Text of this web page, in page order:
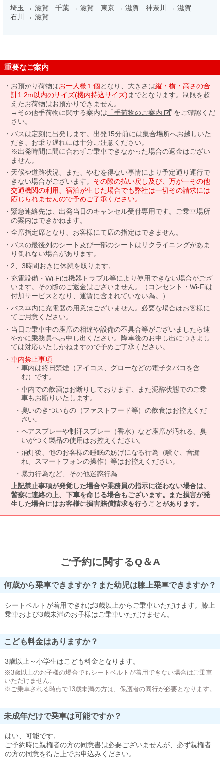
埼玉 → 滋賀 千葉 → 滋賀 東京 → 滋賀 神奈川 → 滋賀
石川 → 滋賀
重要なご案内
お預かり荷物はお一人様１個となり、大きさは縦・横・高さの合
計1.2m以内のサイズ(機内持込サイズ) までとなります。制限を超
えたお荷物はお預かりできません。
→その他手荷物に関する案内は 「手荷物のご案内」 をご確認くだ
さい。
バスは定刻に出発します。出発15分前には集合場所へお越しいた
だき、お乗り遅れには十分ご注意ください。
※出発時間に間に合わずご乗車できなかった場合の返金はござい
ません。
天候や道路状況、また、やむを得ない事情により予定通り運行で
きない場合がございます。 その際の払い戻し及び、万が一その他
交通機関の利用、宿泊が生じた場合でも弊社は一切その請求には
応じられませんので予めご了承ください。
緊急連絡先は、出発当日のキャンセル受付専用です。ご乗車場所
の案内はできかねます。
全席指定席となり、お客様にて席の指定はできません。
バスの最後列のシート及び一部のシートはリクライニングがあま
り倒れない場合があります。
2、3時間おきに休憩を取ります。
充電設備・Wi-Fiは機器トラブル等により使用できない場合がござ
います。その際のご返金はございません。（コンセント・Wi-Fiは
付加サービスとなり、運賃に含まれていない為。）
バス車内に充電器の用意はございません。必要な場合はお客様に
てご用意ください。
当日ご乗車中の座席の相違や設備の不具合等がございましたら速
やかに乗務員へお申し出ください。降車後のお申し出につきまし
ては対応いたしかねますので予めご了承ください。
車内禁止事項
車内は終日禁煙（アイコス、グローなどの電子タバコを含
む）です。
車内での飲酒はお断りしております、また泥酔状態でのご乗
車もお断りいたします。
臭いのきついもの（ファストフード等）の飲食はお控えくだ
さい。
ヘアスプレーや制汗スプレー（香水）など座席が汚れる、臭
いがつく製品の使用はお控えください。
消灯後、他のお客様の睡眠の妨げになる行為（騒ぐ、音漏
れ、スマートフォンの操作）等はお控えください。
暴力行為など、その他迷惑行為
上記禁止事項が発覚した場合や乗務員の指示に従わない場合は、
警察に連絡の上、下車を命じる場合もございます。また損害が発
生した場合にはお客様に損害賠償請求を行うことがあります。
ご予約に関するQ＆A
何歳から乗車できますか？また幼児は膝上乗車できますか？
シートベルトが着用できれば3歳以上からご乗車いただけます。膝上
乗車および3歳未満のお子様はご乗車いただけません。
こども料金はありますか？
3歳以上～小学生はこども料金となります。
※3歳以上のお子様の場合でもシートベルトが着用できない場合はご乗車
いただけません。
※ご乗車される時点で13歳未満の方は、保護者の同行が必要となります。
未成年だけで乗車は可能ですか？
はい、可能です。
ご予約時に親権者の方の同意書は必要ございませんが、必ず親権者
の方の同意を得た上でお申込みください。